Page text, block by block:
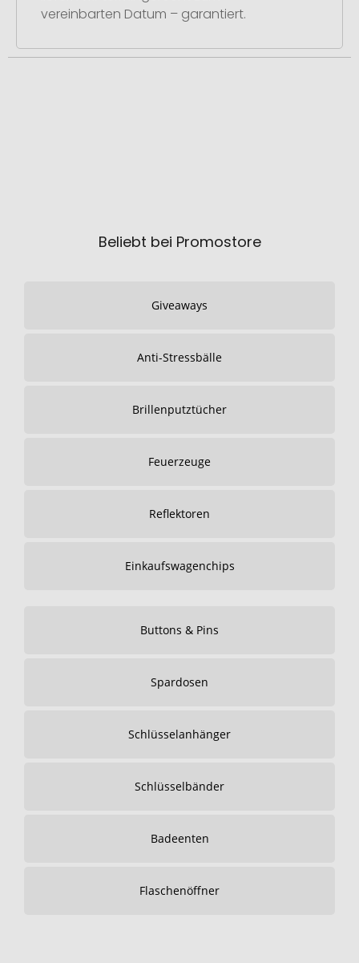
vereinbarten Datum – garantiert.
Beliebt bei Promostore
Giveaways
Anti-Stressbälle
Brillenputztücher
Feuerzeuge
Reflektoren
Einkaufswagenchips
Buttons & Pins
Spardosen
Schlüsselanhänger
Schlüsselbänder
Badeenten
Flaschenöffner